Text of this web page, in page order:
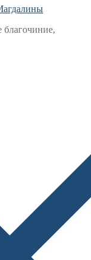
благочиние,